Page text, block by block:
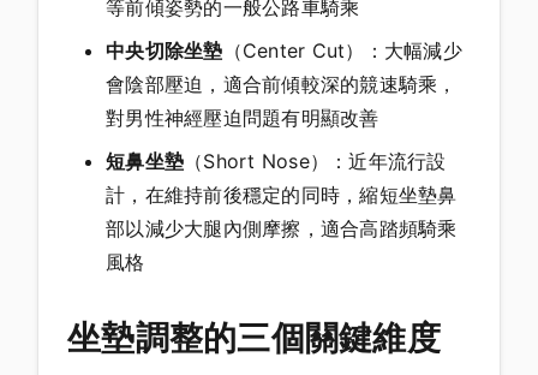
等前傾姿勢的一般公路車騎乘
中央切除坐墊 （Center Cut）：大幅減少
會陰部壓迫，適合前傾較深的競速騎乘，
對男性神經壓迫問題有明顯改善
短鼻坐墊 （Short Nose）：近年流行設
計，在維持前後穩定的同時，縮短坐墊鼻
部以減少大腿內側摩擦，適合高踏頻騎乘
風格
坐墊調整的三個關鍵維度